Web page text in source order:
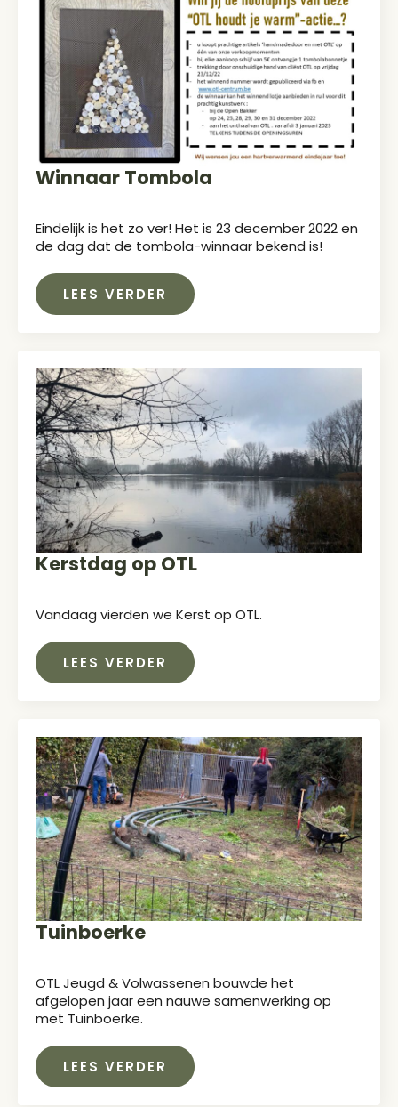
Winnaar Tombola
Eindelijk is het zo ver! Het is 23 december 2022 en
de dag dat de tombola-winnaar bekend is!
LEES VERDER
Kerstdag op OTL
Vandaag vierden we Kerst op OTL.
LEES VERDER
Tuinboerke
OTL Jeugd & Volwassenen bouwde het
afgelopen jaar een nauwe samenwerking op
met Tuinboerke.
LEES VERDER